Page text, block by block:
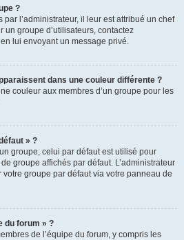
?
l’administrateur, il leur est attribué un chef
un groupe d’utilisateurs, contactez
lui envoyant un message privé.
dans une couleur différente ?
couleur aux membres d’un groupe pour les
» ?
groupe, celui par défaut est utilisé pour
groupe affichés par défaut. L’administrateur
groupe par défaut via votre panneau de
du forum » ?
de l’équipe du forum, y compris les